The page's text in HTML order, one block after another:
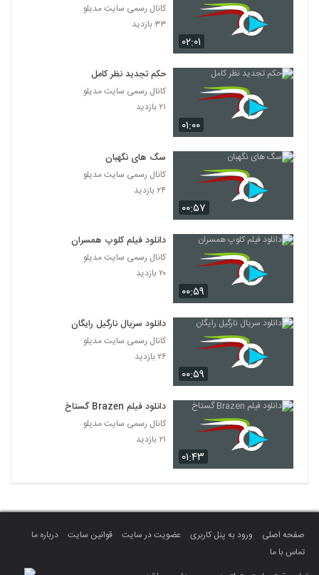
۰۲:۰۱
کانال رسمی سایت مدیلو
۳۳ بازدید
۰۱:۰۰
حکم تجدید نظر کامل
کانال رسمی سایت مدیلو
۲۱ بازدید
۰۰:۵۷
سگ های نگهبان
کانال رسمی سایت مدیلو
۲۴ بازدید
۰۰:۵۹
دانلود فیلم کلوپ همسران
کانال رسمی سایت مدیلو
۲۰ بازدید
۰۰:۵۹
دانلود سریال نارگیل رایگان
کانال رسمی سایت مدیلو
۲۶ بازدید
۰۱:۴۳
دانلود فیلم Brazen گستاخ
کانال رسمی سایت مدیلو
۲۱ بازدید
صفحه اصلی ورود به پنل کاربری عضویت در سایت قوانین سایت
درباره ما
تماس با ما